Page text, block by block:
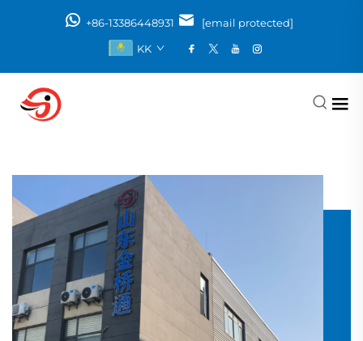
+86-13386448931
[email protected]
KK